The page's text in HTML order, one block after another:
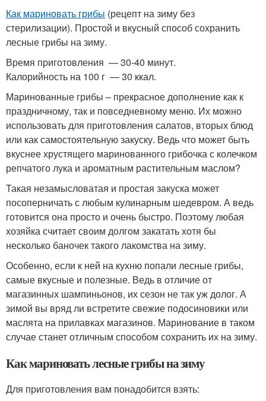
Как мариновать грибы (рецепт на зиму без
стерилизации). Простой и вкусный способ сохранить
лесные грибы на зиму.
Время приготовления — 30-40 минут.
Калорийность на 100 г — 30 ккал.
Маринованные грибы – прекрасное дополнение как к
праздничному, так и повседневному меню. Их можно
использовать для приготовления салатов, вторых блюд
или как самостоятельную закуску. Ведь что может быть
вкуснее хрустящего маринованного грибочка с колечком
репчатого лука и ароматным растительным маслом?
Такая незамысловатая и простая закуска может
посоперничать с любым кулинарным шедевром. А ведь
готовится она просто и очень быстро. Поэтому любая
хозяйка считает своим долгом закатать хотя бы
несколько баночек такого лакомства на зиму.
Особенно, если к ней на кухню попали лесные грибы,
самые вкусные и полезные. Ведь в отличие от
магазинных шампиньонов, их сезон не так уж долог. А
зимой вы вряд ли встретите свежие подосиновики или
маслята на прилавках магазинов. Маринование в таком
случае станет отличным способом сохранить их на зиму.
Как мариновать лесные грибы на зиму
Для приготовления вам понадобится взять: